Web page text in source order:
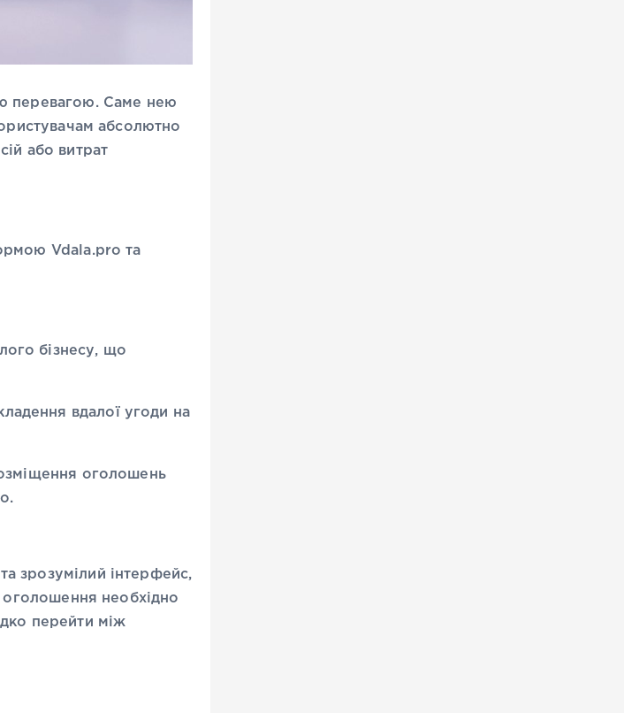
перевагою. Саме нею
абсолютно
або витрат
Vdala.pro та
бізнесу, що
вдалої угоди на
оголошень
зрозумілий інтерфейс,
оголошення необхідно
перейти між